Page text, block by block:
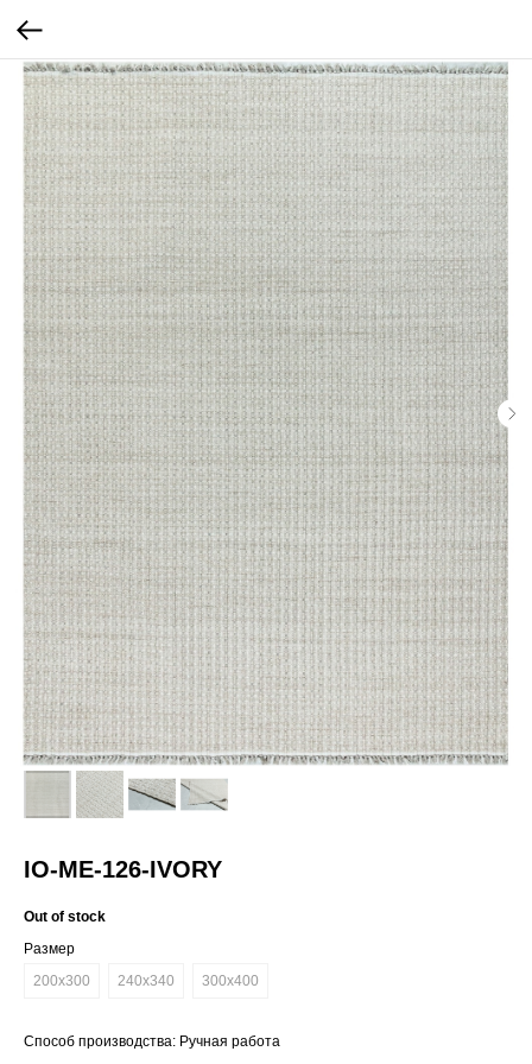
IO-ME-126-IVORY
Out of stock
Размер
200x300
240х340 300х400
Способ производства: Ручная работа